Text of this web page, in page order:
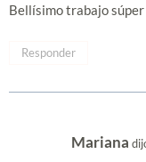
Bellísimo trabajo súper
Responder
Mariana